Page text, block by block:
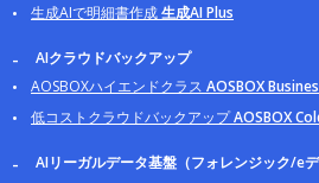
生成AIで明細書作成生成AI Plus
AIクラウドバックアップ
AOSBOXハイエンドクラス AOSBOX
低コストクラウドバックアップAOSBOX
AIリーガルデータ基盤（フォレンジック/eデ